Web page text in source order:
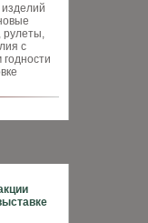
рулеты,
с